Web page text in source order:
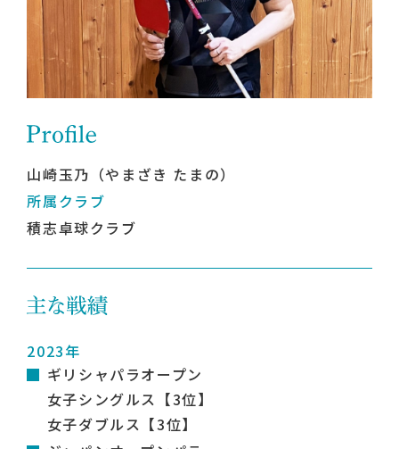
山崎玉乃（やまざき たまの）
所属クラブ
積志卓球クラブ
2023年
ギリシャパラオープン
女子シングルス【3位】
女子ダブルス【3位】